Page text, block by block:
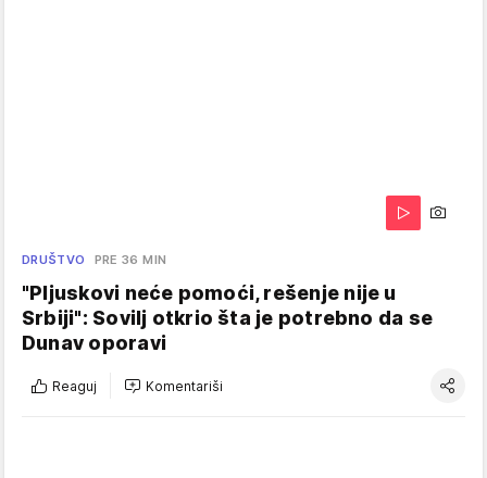
DRUŠTVO PRE 36 MIN
"Pljuskovi neće pomoći, rešenje nije u
Srbiji": Sovilj otkrio šta je potrebno da se
Dunav oporavi
Reaguj Komentariši